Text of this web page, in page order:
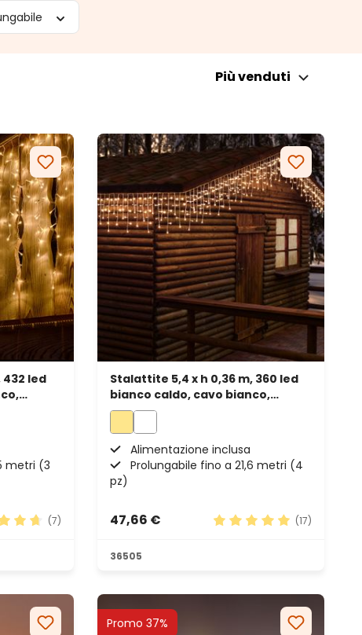
Più venduti
432 led
metri (3
(7)
Stalattite 5,4 x h 0,36 m, 360 led
bianco caldo, cavo bianco,
prolungabile
Alimentazione inclusa
Prolungabile fino a 21,6 metri (4
pz)
47,66 €
(17)
36505
Promo 37%